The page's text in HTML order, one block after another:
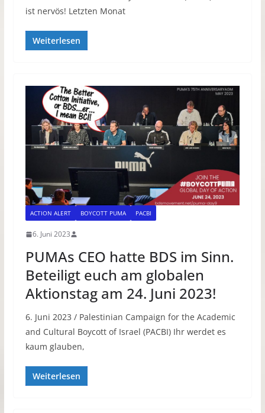
ist nervös! Letzten Monat
Weiterlesen
ACTION ALERT BOYCOTT PUMA PACBI
6. Juni 2023
PUMAs CEO hatte BDS im Sinn.
Beteiligt euch am globalen
Aktionstag am 24. Juni 2023!
6. Juni 2023 / Palestinian Campaign for the Academic
and Cultural Boycott of Israel (PACBI) Ihr werdet es
kaum glauben,
Weiterlesen